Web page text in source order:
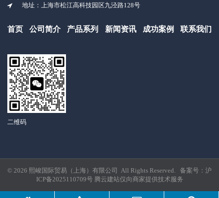
地址：上海市松江高科技园区九泾路128号
首页 公司简介 产品系列 新闻资讯 成功案例 联系我们
二维码
© 2026 熙峻国际贸易（上海）有限公司 All Rights Reserved. 备案号： 沪
ICP备2025110709号 腾云建站仅向商家提供技术服务